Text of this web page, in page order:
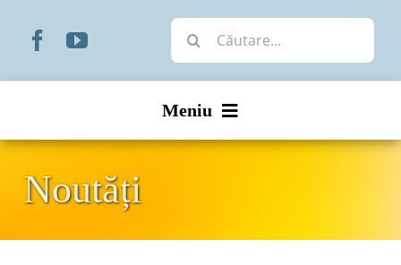
Cautare...
Meniu
Noutăți